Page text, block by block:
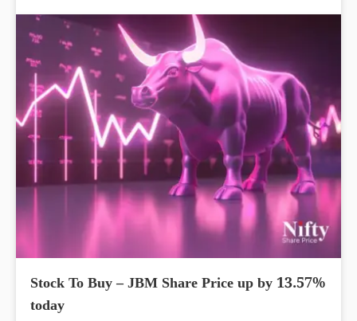
Stock To Buy – JBM Share Price up by 13.57%
today